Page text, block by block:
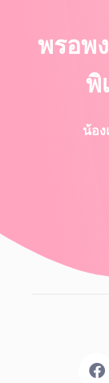
พรอพ
พิ
น้อง